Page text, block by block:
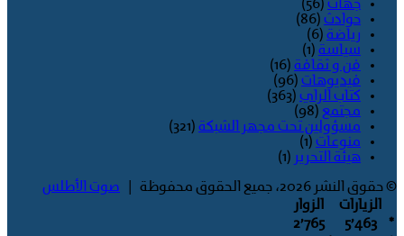
جهات (56)
حوادث (86)
رياضة (6)
سياسة (1)
فن و ثقافة (16)
فيديوهات (96)
كتاب الراي (363)
مجتمع (98)
مسؤولين تحت مجهر الشبكة (321)
منوعات (1)
هيئة التحرير (1)
© حقوق النشر 2026، جميع الحقوق محفوظة |
صوت الأطلس
الزيارات
الزوار
*
5٬463 2٬765